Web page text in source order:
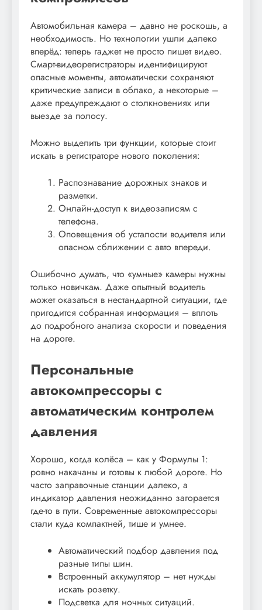
Автомобильная камера – давно не роскошь, а
необходимость. Но технологии ушли далеко
вперёд: теперь гаджет не просто пишет видео.
Смарт-видеорегистраторы идентифицируют
опасные моменты, автоматически сохраняют
критические записи в облако, а некоторые –
даже предупреждают о столкновениях или
выезде за полосу.
Можно выделить три функции, которые стоит
искать в регистраторе нового поколения:
Распознавание дорожных знаков и
разметки.
Онлайн-доступ к видеозаписям с
телефона.
Оповещения об усталости водителя или
опасном сближении с авто впереди.
Ошибочно думать, что «умные» камеры нужны
только новичкам. Даже опытный водитель
может оказаться в нестандартной ситуации, где
пригодится собранная информация – вплоть
до подробного анализа скорости и поведения
на дороге.
Персональные
автокомпрессоры с
автоматическим контролем
давления
Хорошо, когда колёса – как у Формулы 1:
ровно накачаны и готовы к любой дороге. Но
часто заправочные станции далеко, а
индикатор давления неожиданно загорается
где-то в пути. Современные автокомпрессоры
стали куда компактней, тише и умнее.
Автоматический подбор давления под
разные типы шин.
Встроенный аккумулятор – нет нужды
искать розетку.
Подсветка для ночных ситуаций.